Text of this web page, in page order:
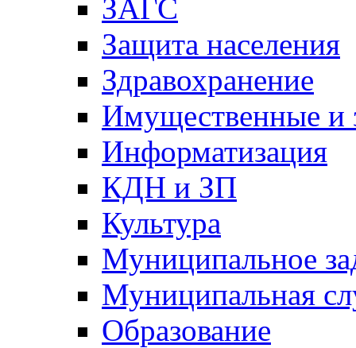
ЗАГС
Защита населения
Здравохранение
Имущественные и
Информатизация
КДН и ЗП
Культура
Муниципальное
Муниципальная
Образование